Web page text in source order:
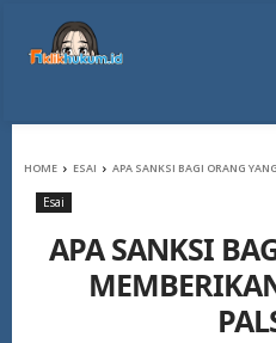
HOME ESAI APA SANKSI BAGI ORANG
Esai
APA SANKSI